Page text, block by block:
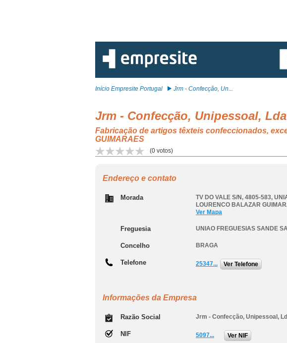
Início Empresite Portugal Jrm - Confecção, Un...
Jrm - Confecção, Unipessoal, Lda
Fabricação de artigos têxteis confeccionados,
GUIMARAES
(0 votos)
Endereço e contato
Morada TV DO VALE S/N, 4805-583,
LOURENCO BALAZAR
Ver Mapa
Freguesia UNIAO FREGUESIAS SANDE
Concelho BRAGA
Telefone 25347... Ver Telefone
Informações da Empresa
Razão Social Jrm - Confecção, Unipessoal,
NIF 5097... Ver NIF